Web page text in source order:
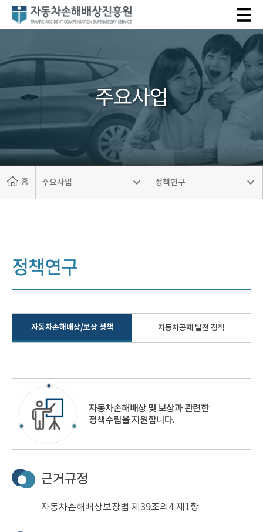
자
손
해
배
원
주요사업
홈 주요사업 정책연구
정책연구
자동차손해배상/보상 정책 자동차공제 발전 정책
자동차손해배상 및 보상과 관련한
정책수립을 지원합니다.
근거규정
자동차손해배상보장법 제39조의4 제1항